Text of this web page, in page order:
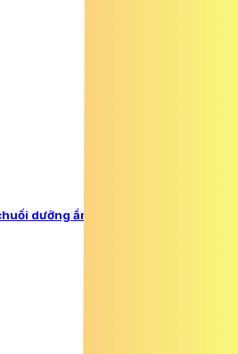
dưỡng ẩm tóc khô xơ tại nhà